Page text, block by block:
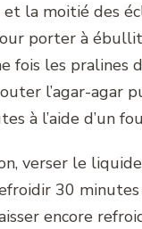
la moitié des
porter à
fois les pralines
l’agar-agar
à l’aide d’un
verser le
30
encore